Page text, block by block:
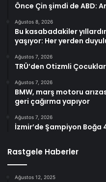
Önce Çin şimdi de ABD:
Ağustos 8, 2026
Bu kasabadakiler
yaşıyor: Her yerden
Ağustos 7, 2026
TRÜ’den Otizmli
Ağustos 7, 2026
BMW, marş motoru
geri çağırma yapıyor
Ağustos 7, 2026
İzmir’de Şampiyon Boğa
Rastgele Haberler
Ağustos 12, 2025